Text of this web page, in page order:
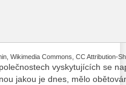
Wikimedia Commons, CC Attribution-
vyskytujících se
jakou je dnes, mělo